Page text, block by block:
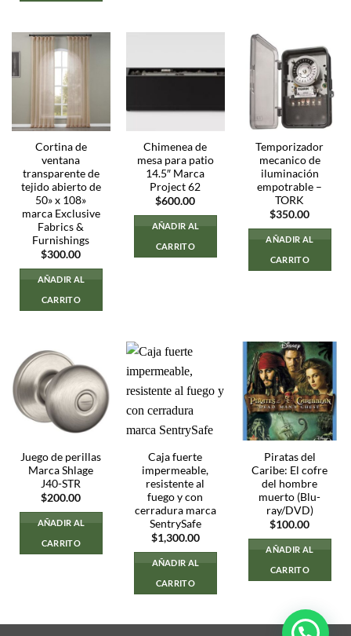
Cortina de
ventana
transparente de
tejido abierto de
50» x 108»
marca Exclusive
Fabrics &
Furnishings
$300.00
AÑADIR AL
CARRITO
Chimenea de
mesa para patio
14.5″ Marca
Project 62
$600.00
AÑADIR AL
CARRITO
Temporizador
mecanico de
iluminación
empotrable –
TORK
$350.00
AÑADIR AL
CARRITO
Juego de perillas
Marca Shlage
J40-STR
$200.00
AÑADIR AL
CARRITO
Caja fuerte
impermeable,
resistente al
fuego y con
cerradura marca
SentrySafe
$1,300.00
AÑADIR AL
CARRITO
Piratas del
Caribe: El cofre
del hombre
muerto (Blu-
ray/DVD)
$100.00
AÑADIR AL
CARRITO